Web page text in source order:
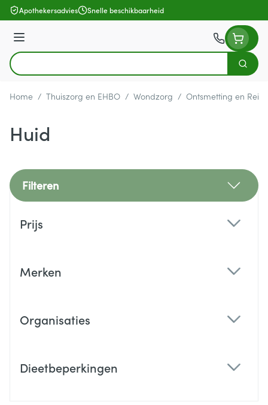
Ga naar de inhoud
Apothekersadvies Snelle beschikbaarheid
Menu
Product, merk, categorie...
Zoek
Home / Thuiszorg en EHBO / Wondzorg / Ontsmetting en
Huid
Filteren
Prijs
Merken
Organisaties
Dieetbeperkingen